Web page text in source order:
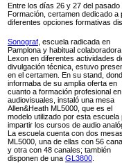
Entre los días 26 y 27 del
Formación, certamen dedicado
diferentes opciones formativas
Sonograf , escuela radicada en
Pamplona y habitual
Lexon en diferentes actividades
divulgación técnica, estuvo
en el certamen. En su stand,
informaba de su amplia oferta en
cuanto a formación profesional en
audiovisuales, instaló una mesa
Allen&Heath ML5000, que es el
modelo utilizado por esta escuela
impartir los cursos de audio
La escuela cuenta con dos mesas
ML5000, una de ellas con 56
y otra con 48 canales; también
disponen de una GL3800